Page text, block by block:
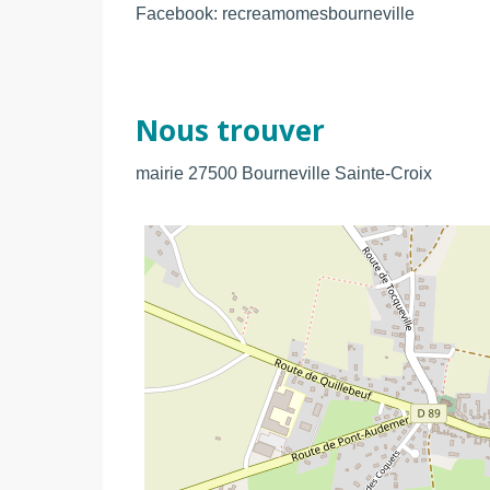
Facebook: recreamomesbourneville
Nous trouver
mairie 27500 Bourneville Sainte-Croix